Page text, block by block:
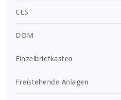
CES
DOM
Einzelbriefkasten
Freistehende Anlagen